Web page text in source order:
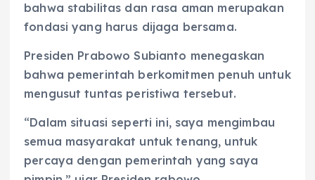
bahwa stabilitas dan rasa aman merupakan
fondasi yang harus dijaga bersama.
Presiden Prabowo Subianto menegaskan
bahwa pemerintah berkomitmen penuh untuk
mengusut tuntas peristiwa tersebut.
“Dalam situasi seperti ini, saya mengimbau
semua masyarakat untuk tenang, untuk
percaya dengan pemerintah yang saya